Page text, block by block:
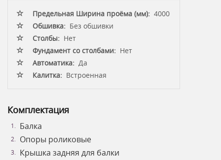
Предельная Ширина проёма (мм): 4000
Обшивка: Без обшивки
Столбы: Нет
Фундамент со столбами: Нет
Автоматика: Да
Калитка: Встроенная
Комплектация
Балка
Опоры роликовые
Крышка задняя для балки